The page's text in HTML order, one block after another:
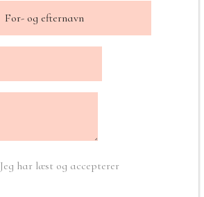
Jeg har læst og accepterer